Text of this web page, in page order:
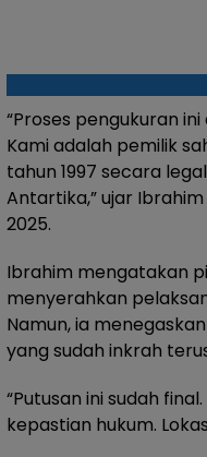
“Proses pengukuran
Kami adalah pemilik
tahun 1997 secara
Antartika,” ujar
2025.
Ibrahim mengatakan
menyerahkan
Namun, ia
yang sudah inkrah
“Putusan ini sudah
kepastian hukum.